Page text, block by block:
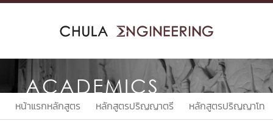
Skip
ACADEMICS
หน้าแรกหลักสูตร หลักสูตรปริญญาตรี หลักสูตรปริญญาโท